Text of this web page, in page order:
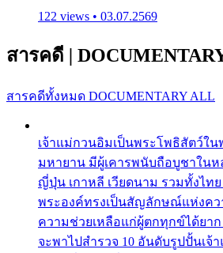
122 views • 03.07.2569
สารคดี |
สารคดีทั้งหมด DOCUMENTARY ALL
เจ้าแม่กวนอิมเป็นพระโพธิสัตว์ใ
มหายาน มีผู้เคารพนับถือบูชาในห
ญี่ปุ่น เกาหลี เวียดนาม รวมทั้งไท
พระองค์ทรงเป็นสัญลักษณ์แห่งคว
ความช่วยเหลือแก่ผู้ตกทุกข์ได้ยาก
จะพาไปสำรวจ 10 อันดับรูปปั้นเ